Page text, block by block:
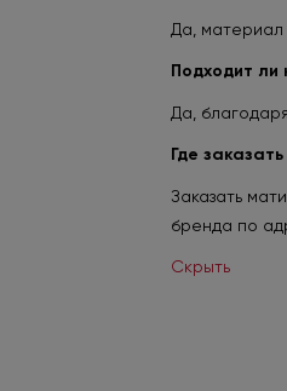
Да, материал
Подходит ли
Да,
Где
Заказать
бренда по
Скрыть